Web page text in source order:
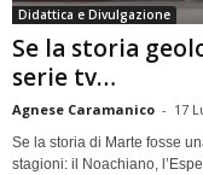
Didattica e Divulgazione
Se la storia
serie tv…
Agnese Caramanico - 17
Se la storia di Marte fosse
stagioni: il Noachiano,